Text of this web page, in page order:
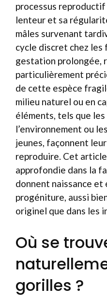
processus
lenteur et sa
mâles survenant
cycle discret chez les
gestation prolongée,
particulièrement
de cette espèce
milieu naturel ou en
éléments, tels que
l’environnement ou
jeunes, façonnent
reproduire. Cet
approfondie dans la
donnent naissance
progéniture, aussi
originel que dans les
Où se
gorilles ?